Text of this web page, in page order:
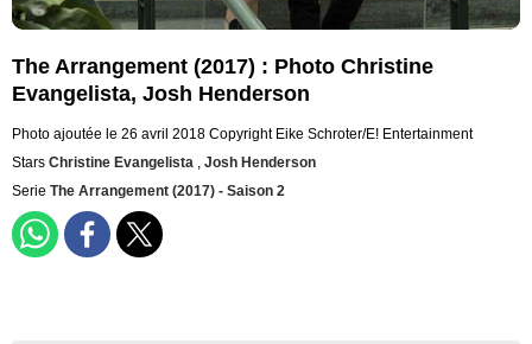
The Arrangement (2017) : Photo Christine
Evangelista, Josh Henderson
Photo ajoutée le 26 avril 2018 Copyright Eike Schroter/E! Entertainment
Stars Christine Evangelista , Josh Henderson
Serie The Arrangement (2017) - Saison 2